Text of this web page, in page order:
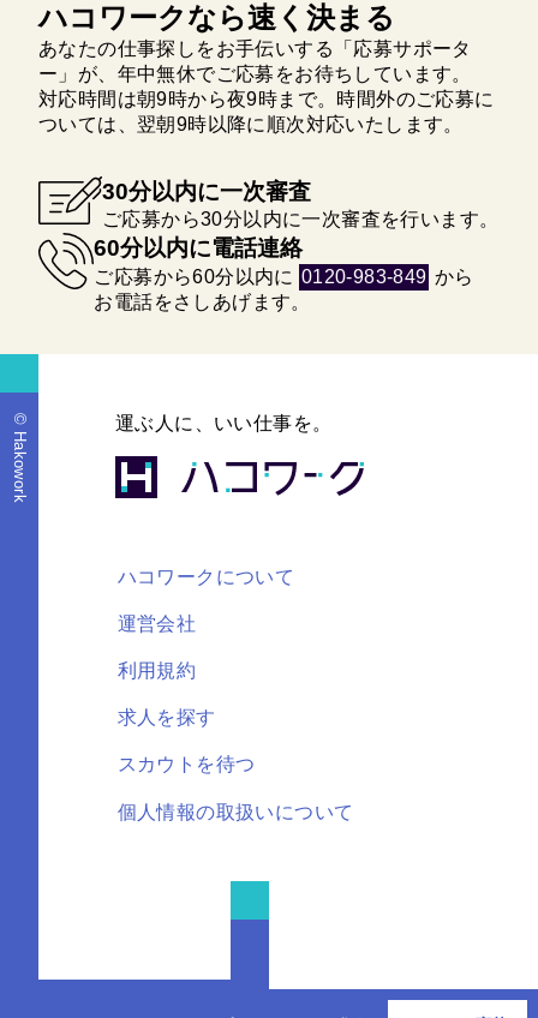
ハコワークなら速く決まる
あなたの仕事探しをお手伝いする「応募サポータ
ー」が、年中無休でご応募をお待ちしています。
対応時間は朝9時から夜9時まで。時間外のご応募に
ついては、翌朝9時以降に順次対応いたします。
30分以内に一次審査
ご応募から30分以内に一次審査を行います。
60分以内に電話連絡
ご応募から60分以内に 0120-983-849 から
お電話をさしあげます。
© Hakowork 運ぶ人に、いい仕事を。
ハコワークについて
運営会社
利用規約
求人を探す
スカウトを待つ
個人情報の取扱いについて
FOLLOW US